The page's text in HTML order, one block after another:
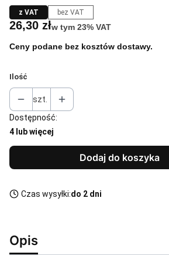
z VAT bez VAT
Cena
26,30 złw tym 23% VAT
w tym 23% VAT
Ceny podane bez kosztów dostawy.
Ilość
szt.
Dostępność:
4 lub więcej
Dodaj do koszyka
Czas wysyłki:do 2 dni
Opis